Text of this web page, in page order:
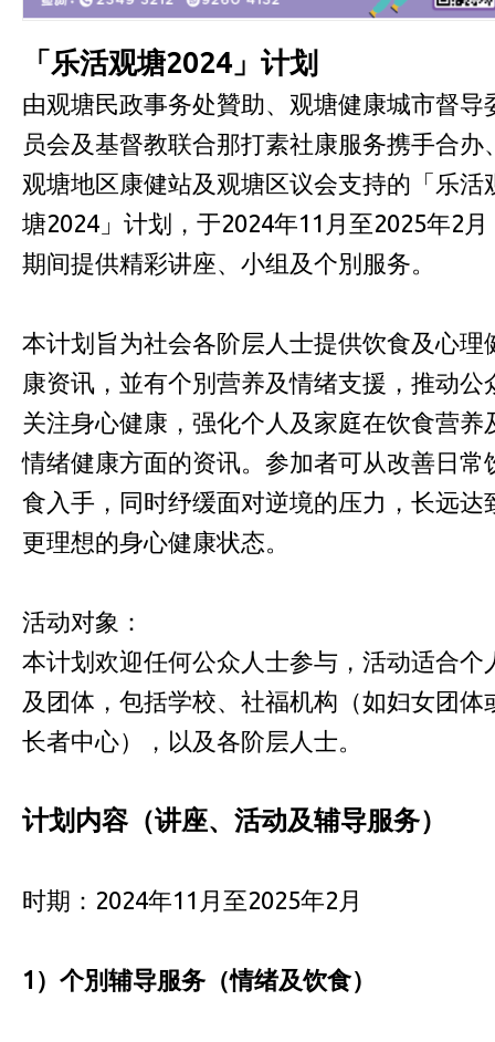
「乐活观塘2024 」计划
由观塘民政事务处贊助、观塘健康城市督导
员会及基督教联合那打素社康服务携手合办
观塘地区康健站及观塘区议会支持的「乐活
塘2024」计划，于2024年11月至2025年2月
期间提供精彩讲座、小组及个別服务。
本计划旨为社会各阶层人士提供饮食及心理
康资讯，並有个別营养及情绪支援，推动公
关注身心健康，强化个人及家庭在饮食营养
情绪健康方面的资讯。参加者可从改善日常
食入手，同时纾缓面对逆境的压力，长远达
更理想的身心健康状态。
活动对象：
本计划欢迎任何公众人士参与，活动适合个
及团体，包括学校、社福机构（如妇女团体
长者中心），以及各阶层人士。
计划内容（讲座、活动及辅导服务）
时期：2024年11月至2025年2月
1 ）个別辅导服务 （情绪及饮食）